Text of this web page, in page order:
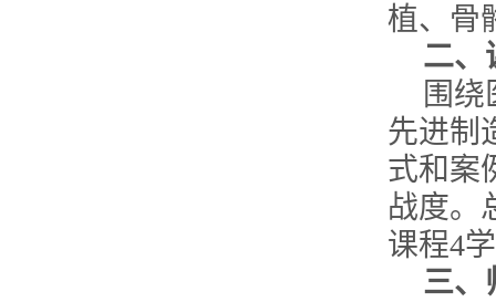
植、骨
二、
围
先进制
式和案
战度。
课程4
三、